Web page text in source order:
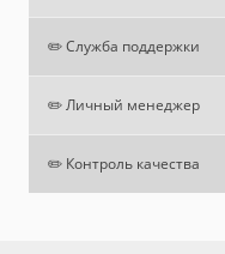
✏️ Служба поддержки
✏️ Личный менеджер
✏️ Контроль качества